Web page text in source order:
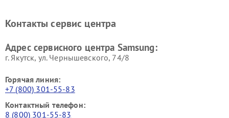
Контакты сервис центра
Адрес сервисного центра Samsung:
г. Якутск, ул. Чернышевского, 74/8
Горячая линия:
+7 (800) 301-55-83
Контактный телефон:
8 (800) 301-55-83